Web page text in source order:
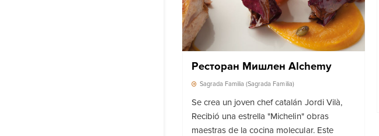
Ресторан Мишлен Alchemy
Sagrada Familia (Sagrada Familia)
Se crea un joven chef catalán Jordi Vilà,
Recibió una estrella "Michelin" obras
maestras de la cocina molecular. Este